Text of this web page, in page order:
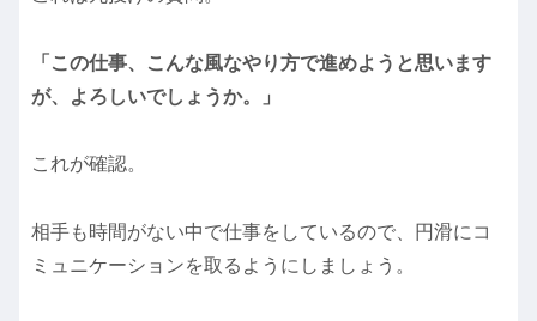
「この仕事、こんな風なやり方で進めようと思います
が、よろしいでしょうか。」
これが確認。
相手も時間がない中で仕事をしているので、円滑にコ
ミュニケーションを取るようにしましょう。